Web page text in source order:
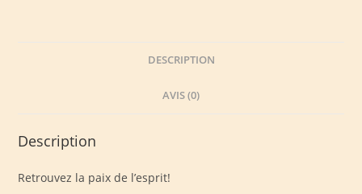
DESCRIPTION
AVIS (0)
Description
Retrouvez la paix de l’esprit!